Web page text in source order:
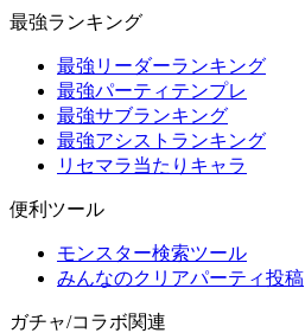
最強ランキング
最強リーダーランキング
最強パーティテンプレ
最強サブランキング
最強アシストランキング
リセマラ当たりキャラ
便利ツール
モンスター検索ツール
みんなのクリアパーティ投稿
ガチャ/コラボ関連